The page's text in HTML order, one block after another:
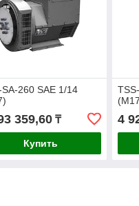
260 SAE 1/14
359,60₸
Купить
4